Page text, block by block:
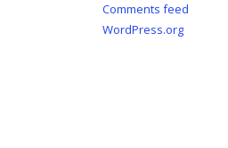
Comments feed
WordPress.org